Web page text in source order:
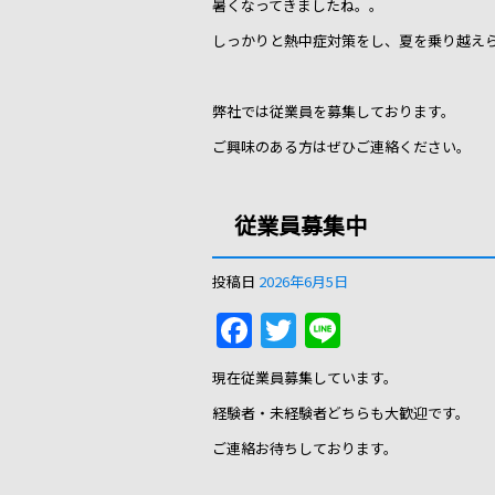
e
b
o
o
k
er
暑くなってきましたね。。
しっかりと熱中症対策をし、夏を乗り越え
弊社では従業員を募集しております。
ご興味のある方はぜひご連絡ください。
従業員募集中
投稿日 2026年6月5日
F
a
c
e
b
T
w
itt
er
n
e
現在従業員募集しています。
経験者・未経験者どちらも大歓迎です。
ご連絡お待ちしております。